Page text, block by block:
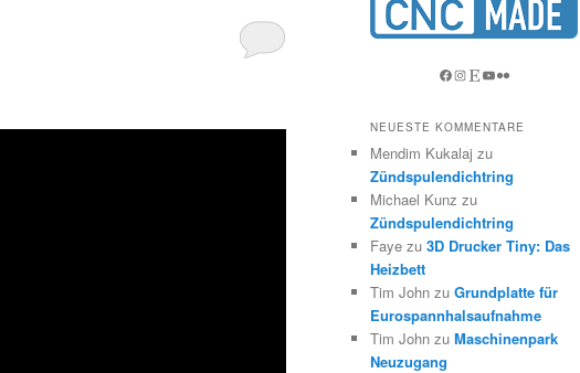
Facebook
Instagram
EtsyYouTube
Flickr
NEUESTE KOMMENTARE
Mendim Kukalaj zu
Zündspulendichtring
Michael Kunz zu
Zündspulendichtring
Faye zu 3D Drucker Tiny: Das
Heizbett
Tim John zu Grundplatte für
Eurospannhalsaufnahme
Tim John zu Maschinenpark
Neuzugang